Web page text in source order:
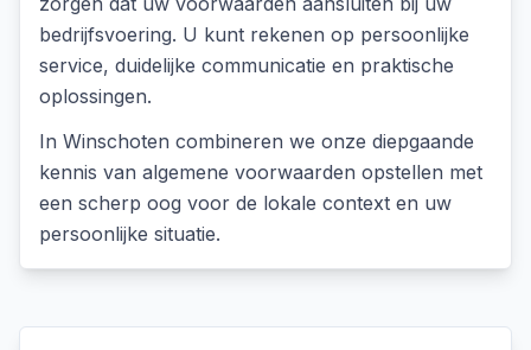
bedrijfsvoering. U kunt rekenen op persoonlijke
service, duidelijke communicatie en praktische
oplossingen.
In Winschoten combineren we onze diepgaande
kennis van algemene voorwaarden opstellen met
een scherp oog voor de lokale context en uw
persoonlijke situatie.